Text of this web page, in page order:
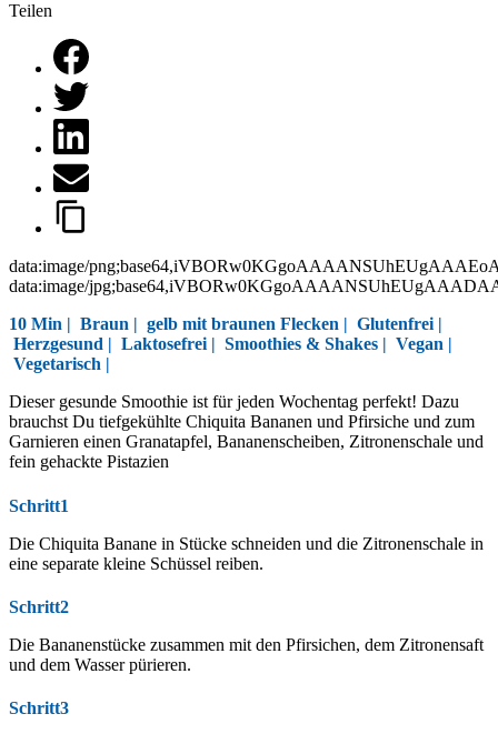
Teilen
data:image/
data:image/
10 Min | Braun | gelb mit braunen Flecken | Glutenfrei |
Herzgesund | Laktosefrei | Smoothies & Shakes | Vegan |
Vegetarisch |
Dieser gesunde Smoothie ist für jeden Wochentag perfekt! Dazu
brauchst Du tiefgekühlte Chiquita Bananen und Pfirsiche und zum
Garnieren einen Granatapfel, Bananenscheiben, Zitronenschale und
fein gehackte Pistazien
Schritt1
Die Chiquita Banane in Stücke schneiden und die Zitronenschale in
eine separate kleine Schüssel reiben.
Schritt2
Die Bananenstücke zusammen mit den Pfirsichen, dem Zitronensaft
und dem Wasser pürieren.
Schritt3